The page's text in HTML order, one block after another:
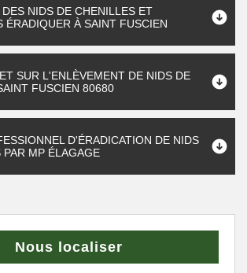
NIDS DE CHENILLES ET
ÉRADIQUER À SAINT FUSCIEN
SUR L'ENLÈVEMENT DE NIDS DE
FUSCIEN 80680
D'ÉRADICATION DE NIDS
PAR MP ÉLAGAGE
Nous localiser